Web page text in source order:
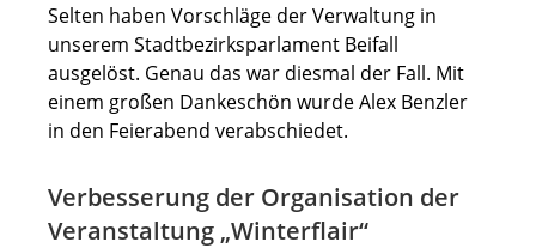
Selten haben Vorschläge der Verwaltung in
unserem Stadtbezirksparlament Beifall
ausgelöst. Genau das war diesmal der Fall. Mit
einem großen Dankeschön wurde Alex Benzler
in den Feierabend verabschiedet.
Verbesserung der Organisation der
Veranstaltung „Winterflair“